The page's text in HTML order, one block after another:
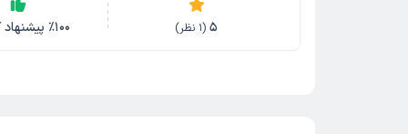
5
(
1 نظر) ٪100 پیشنهاد